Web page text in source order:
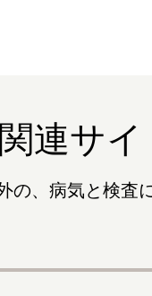
連サイ
の、病気と検査